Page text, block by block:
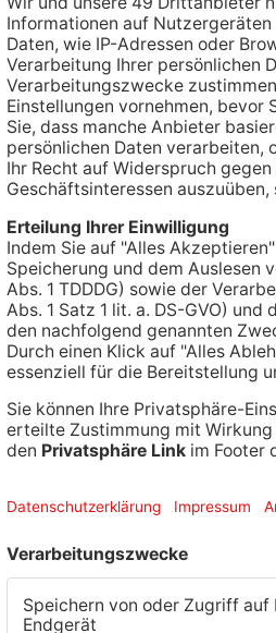
für die Schüler der
vergessen, die